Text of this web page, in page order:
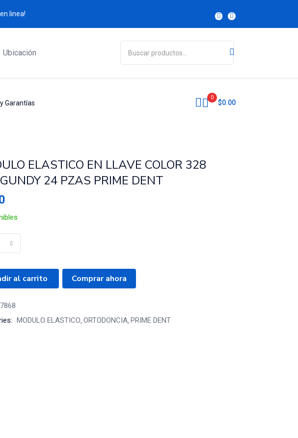
linea!
Ubicación
Garantías
0
$0.00
ELASTICO EN LLAVE COLOR 328
24 PZAS PRIME DENT
al carrito Comprar ahora
MODULO ELASTICO ORTODONCIA PRIME DENT